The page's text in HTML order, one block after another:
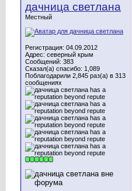
дачница светлана
Местный
Регистрация: 04.09.2012
Адрес: северный крым
Сообщений: 383
Сказал(а) спасибо: 1,089
Поблагодарили 2,845 раз(а) в 313
сообщениях